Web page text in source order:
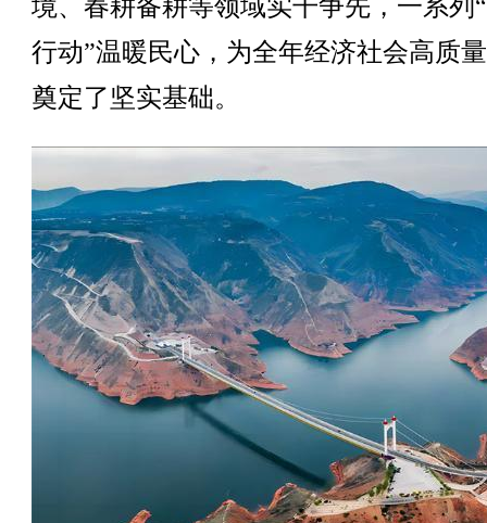
境、春耕备耕等领域实干争先，一系列
行动”温暖民心，为全年经济社会高质
奠定了坚实基础。